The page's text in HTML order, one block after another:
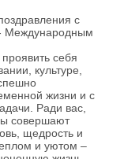
с
Международным
себя
культуре,
жизни и с
Ради вас,
совершают
щедрость и
и уютом –